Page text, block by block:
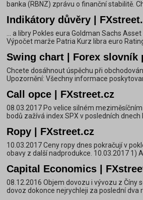
banka (RBNZ) zprávu o finanční stabilitě.
Indikátory důvěry |
... a libry Pokles eura Goldman Sachs
Výpočet marže Patria Kurz libra euro
Swing chart | Forex slovník
Chcete dosáhnout úspěchu při
Upozornění: Všechny informace
Call opce | FXstreet.cz
08.03.2017 Po velice silném
bodů zažívá index SPX v posledních dnech
Ropy | FXstreet.cz
10.03.2017 Ceny ropy dnes pokračují v
obavy z další nadprodukce. 10.03.2017 1)
Capital Economics |
08.12.2016 Objem dovozu i vývozu z Číny
dovoz dokonce nejrychleji za poslední dva